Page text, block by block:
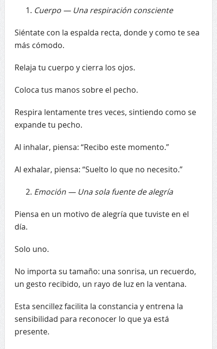
Cuerpo — Una respiración consciente
Siéntate con la espalda recta, donde y como te sea
más cómodo.
Relaja tu cuerpo y cierra los ojos.
Coloca tus manos sobre el pecho.
Respira lentamente tres veces, sintiendo como se
expande tu pecho.
Al inhalar, piensa: “Recibo este momento.”
Al exhalar, piensa: “Suelto lo que no necesito.”
Emoción — Una sola fuente de alegría
Piensa en un motivo de alegría que tuviste en el
día.
Solo uno.
No importa su tamaño: una sonrisa, un recuerdo,
un gesto recibido, un rayo de luz en la ventana.
Esta sencillez facilita la constancia y entrena la
sensibilidad para reconocer lo que ya está
presente.